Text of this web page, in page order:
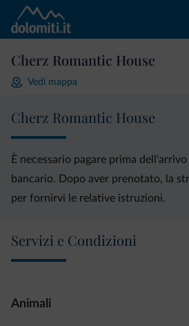
Cherz Romantic House
Vedi mappa
Cherz Romantic House
È necessario pagare prima
bancario. Dopo aver prenotato, la
per fornirvi le relative istruzioni.
Servizi e Condizioni
Animali